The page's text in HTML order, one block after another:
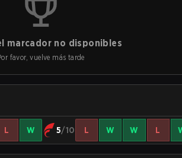
marcador no disponibles
favor, vuelve más tarde
L W 5/10 L W W L